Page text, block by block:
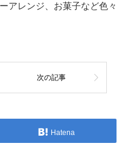
アレンジ、お菓子など色々
次の記事
Hatena